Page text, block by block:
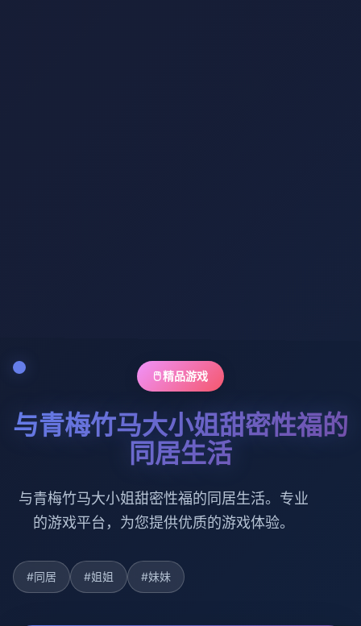
🖱️ 精品游戏
与青梅竹马大小姐甜密性福的
同居生活
与青梅竹马大小姐甜密性福的同居生活。专业
的游戏平台，为您提供优质的游戏体验。
#同居 #姐姐 #妹妹